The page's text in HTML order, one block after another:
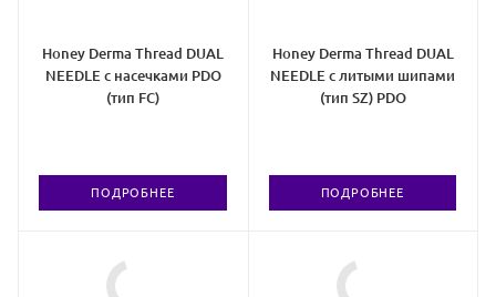
Honey Derma Thread DUAL
NEEDLE с насечками PDO
(тип FC)
ПОДРОБНЕЕ
Honey Derma Thread DUAL
NEEDLE c литыми шипами
(тип SZ) PDO
ПОДРОБНЕЕ